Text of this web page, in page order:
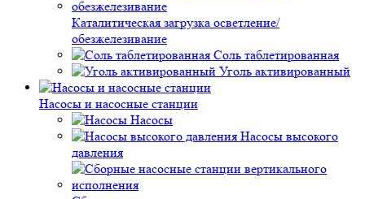
Каталитическая загрузка осветление/
обезжелезивание
Соль таблетированная
Уголь активированный
Насосы и насосные станции
Насосы
Насосы высокого
давления